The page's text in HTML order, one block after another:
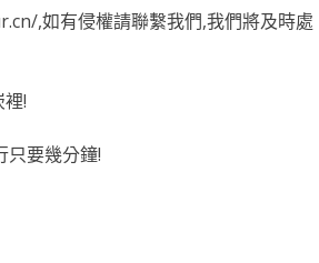
,如有侵權請聯繫我們,我們將及時處
!
只要幾分鐘!